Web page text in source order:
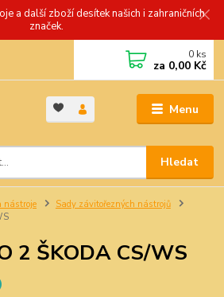
a další zboží desítek našich i zahraničních
značek.
Menu
Hledat
0 ks
za 0,00 Kč
nástroje
Sady závitořezných nástrojů
2 ŠKODA CS/WS